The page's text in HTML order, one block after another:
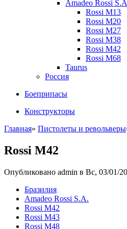
Amadeo Rossi
Rossi M13
Rossi M20
Rossi M27
Rossi M38
Rossi M42
Rossi M68
Taurus
Россия
Боеприпасы
Конструкторы
Главная» Пистолеты и револьверы
Rossi M42
Опубликовано admin в Вс, 03/01/
Бразилия
Amadeo Rossi S.A.
Rossi M42
Rossi M43
Rossi M48